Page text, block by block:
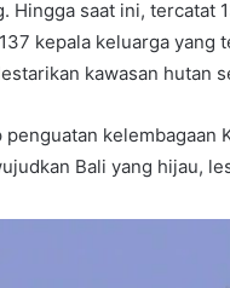
Hingga saat ini, tercatat
kepala keluarga
kawasan hutan
kelembagaan
Bali yang hijau,